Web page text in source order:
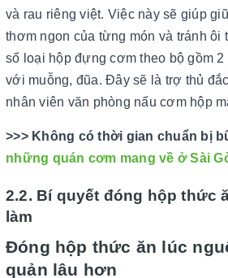
và rau riêng việt. Việc này sẽ giúp
thơm ngon của từng món và tránh ôi
số loại hộp đựng cơm theo bộ gồm
với muỗng, đũa. Đây sẽ là trợ thủ
nhân viên văn phòng nấu cơm hộp
>>> Không có thời gian chuẩn bị
những quán cơm mang về ở Sài
2.2. Bí quyết đóng hộp thức
làm
Đóng hộp thức ăn lúc
quản lâu hơn